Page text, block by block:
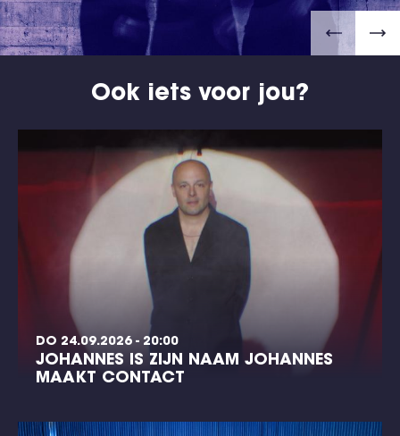
Ook iets voor jou?
DO 24.09.2026 - 20:00
JOHANNES IS ZIJN NAAM JOHANNES
MAAKT CONTACT